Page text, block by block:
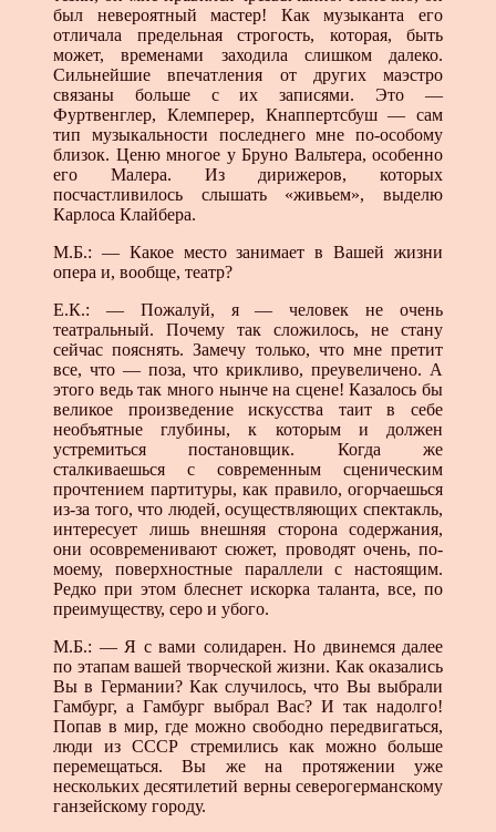
был невероятный мастер! Как музыканта его
отличала предельная строгость, которая, быть
может, временами заходила слишком далеко.
Сильнейшие впечатления от других маэстро
связаны больше с их записями. Это —
Фуртвенглер, Клемперер, Кнаппертсбуш — сам
тип музыкальности последнего мне по-особому
близок. Ценю многое у Бруно Вальтера, особенно
его Малера. Из дирижеров, которых
посчастливилось слышать «живьем», выделю
Карлоса Клайбера.
М.Б.: — Какое место занимает в Вашей жизни
опера и, вообще, театр?
Е.К.: — Пожалуй, я — человек не очень
театральный. Почему так сложилось, не стану
сейчас пояснять. Замечу только, что мне претит
все, что — поза, что крикливо, преувеличено. А
этого ведь так много нынче на сцене! Казалось бы
великое произведение искусства таит в себе
необъятные глубины, к которым и должен
устремиться постановщик. Когда же
сталкиваешься с современным сценическим
прочтением партитуры, как правило, огорчаешься
из-за того, что людей, осуществляющих спектакль,
интересует лишь внешняя сторона содержания,
они осовременивают сюжет, проводят очень, по-
моему, поверхностные параллели с настоящим.
Редко при этом блеснет искорка таланта, все, по
преимуществу, серо и убого.
М.Б.: — Я с вами солидарен. Но двинемся далее
по этапам вашей творческой жизни. Как оказались
Вы в Германии? Как случилось, что Вы выбрали
Гамбург, а Гамбург выбрал Вас? И так надолго!
Попав в мир, где можно свободно передвигаться,
люди из СССР стремились как можно больше
перемещаться. Вы же на протяжении уже
нескольких десятилетий верны северогерманскому
ганзейскому городу.